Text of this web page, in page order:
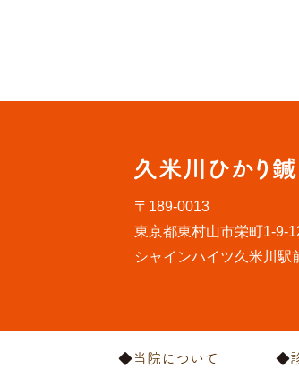
〒189-0013
東京都東村山市栄町1-9-
シャインハイツ久米川駅
当院について